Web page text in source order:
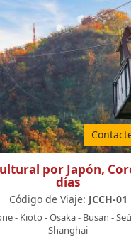
por Japón,
días
Código de Viaje: JCCH-01
- Kioto -Osaka- Busan -
Shanghai